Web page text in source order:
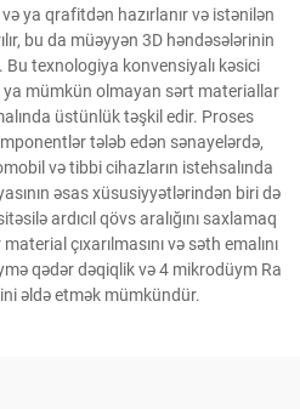
ya qrafitdən hazırlanır və istənilən
bu da müəyyən 3D həndəsələrinin
Bu texnologiya konvensiyalı kəsici
ya mümkün olmayan sərt materiallar
üstünlük təşkil edir. Proses
tələb edən sənayelərdə,
və tibbi cihazların istehsalında
əsas xüsusiyyətlərindən biri də
ardıcıl qövs aralığını saxlamaq
çıxarılmasını və səth emalını
qədər dəqiqlik və 4 mikrodüym Ra
əldə etmək mümkündür.